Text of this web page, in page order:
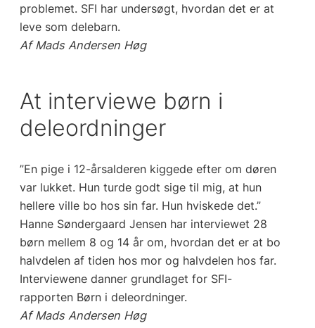
problemet. SFI har undersøgt, hvordan det er at
leve som delebarn.
Af Mads Andersen Høg
At interviewe børn i
deleordninger
”En pige i 12-årsalderen kiggede efter om døren
var lukket. Hun turde godt sige til mig, at hun
hellere ville bo hos sin far. Hun hviskede det.”
Hanne Søndergaard Jensen har interviewet 28
børn mellem 8 og 14 år om, hvordan det er at bo
halvdelen af tiden hos mor og halvdelen hos far.
Interviewene danner grundlaget for SFI-
rapporten Børn i deleordninger.
Af Mads Andersen Høg